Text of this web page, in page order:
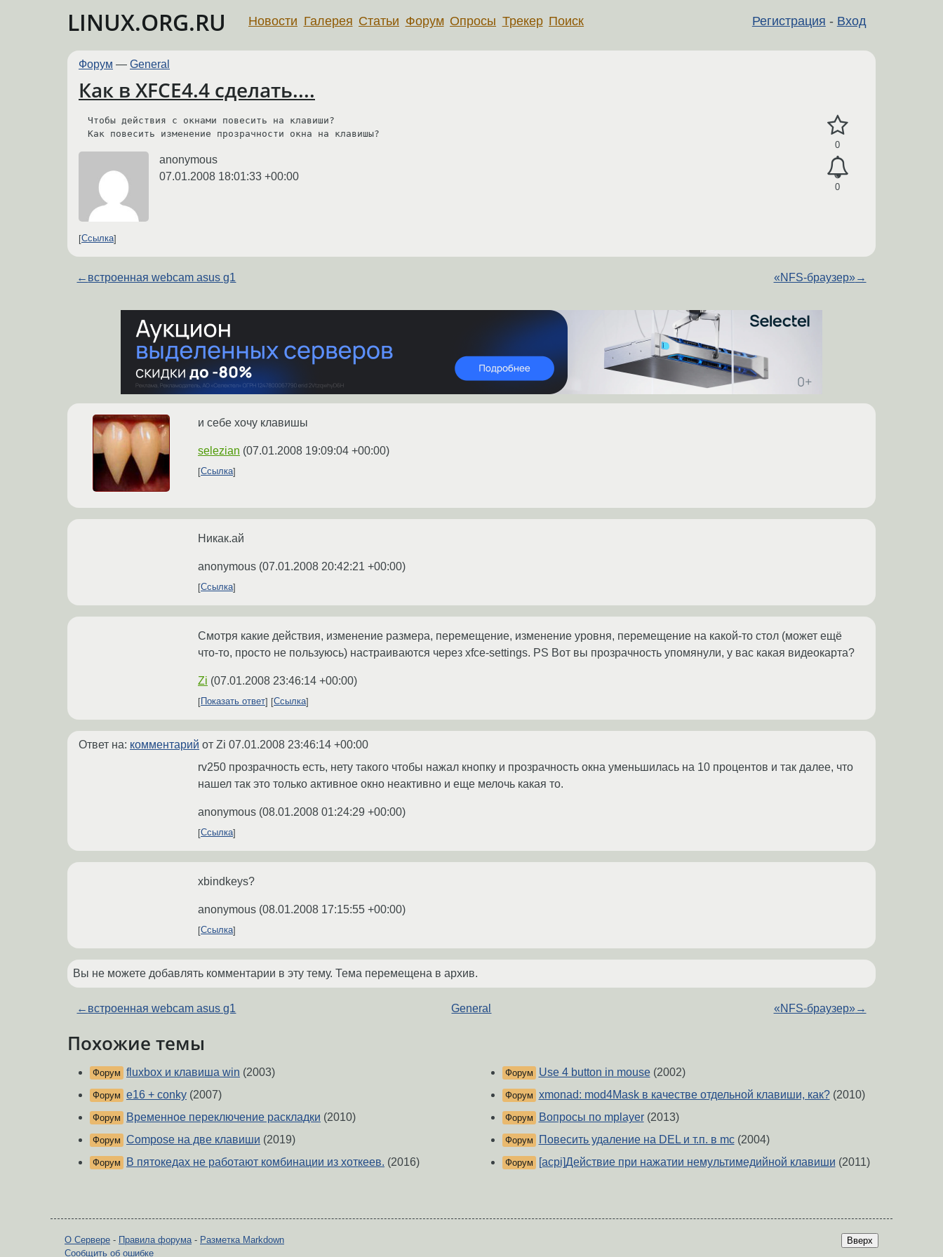
LINUX.ORG.RU Регистрация - Вход
Новости Галерея Статьи Форум Опросы Трекер Поиск
Форум — General
Как в XFCE4.4 сделать....
0
0
Чтобы действия с окнами повесить на клавиши?
Как повесить изменение прозрачности окна на клавишы?
anonymous
07.01.2008 18:01:33 +00:00
Ссылка
← встроенная webcam asus g1 «NFS-браузер»→
и себе хочу клавишы
selezian (07.01.2008 19:09:04 +00:00)
Ссылка
Никак.ай
anonymous (07.01.2008 20:42:21 +00:00)
Ссылка
Смотря какие действия, изменение размера, перемещение, изменение уровня, перемещение на какой-то стол (может ещё
что-то, просто не пользуюсь) настраиваются через xfce-settings. PS Вот вы прозрачность упомянули, у вас какая видеокарта?
Zi (07.01.2008 23:46:14 +00:00)
Показать ответ Ссылка
Ответ на: комментарий от Zi 07.01.2008 23:46:14 +00:00
rv250 прозрачность есть, нету такого чтобы нажал кнопку и прозрачность окна уменьшилась на 10 процентов и так далее, что
нашел так это только активное окно неактивно и еще мелочь какая то.
anonymous (08.01.2008 01:24:29 +00:00)
Ссылка
xbindkeys?
anonymous (08.01.2008 17:15:55 +00:00)
Ссылка
Вы не можете добавлять комментарии в эту тему. Тема перемещена в архив.
← встроенная webcam asus g1 General «NFS-браузер»→
Похожие темы
Форум fluxbox и клавиша win (2003)
Форум e16 + conky (2007)
Форум Временное переключение раскладки (2010)
Форум Compose на две клавиши (2019)
Форум В пятокедах не работают комбинации из хоткеев. (2016)
Форум Use 4 button in mouse(2002)
Форум xmonad: mod4Mask в качестве отдельной клавиши, как?(2010)
Форум Вопросы по mplayer(2013)
Форум Повесить удаление на DEL и т.п. в mc(2004)
Форум [acpi]Действие при нажатии немультимедийной клавиши (2011)
Вверх
О Сервере - Правила форума- Разметка Markdown
Сообщить об ошибке